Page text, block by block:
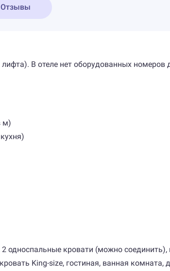
Отзывы
лифта). В отеле нет оборудованных
м)
односпальные кровати (можно
King-size, гостиная, ванная